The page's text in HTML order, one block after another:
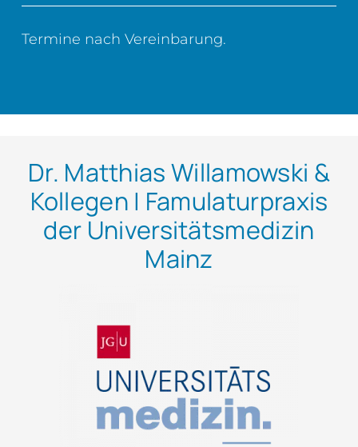
Termine nach Vereinbarung.
Dr. Matthias Willamowski &
Kollegen | Famulaturpraxis
der Universitätsmedizin
Mainz